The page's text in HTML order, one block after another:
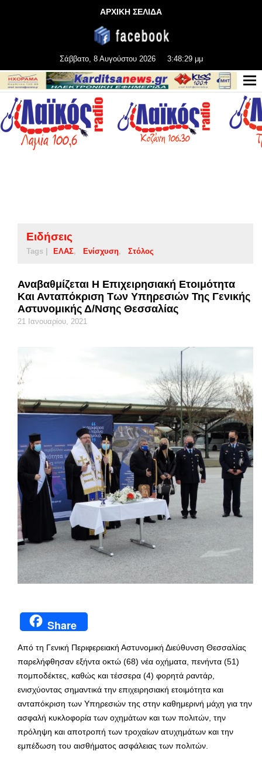
ΑΡΧΙΚΗ ΣΕΛΙΔΑ
Σάββατο, 8 Αυγούστου 2026 3:48:30 μμ
Ειδήσεις
Tags | ΕΛΑΣ Ενίσχυση Στόλος
Αναβαθμίζεται Η Επιχειρησιακή Ετοιμότητα
Και Ανταπόκριση Των Υπηρεσιών Της Γενικής
Αστυνομικής Δ/νσης Θεσσαλίας
21 Ιανουαρίου, 2021
Share
Από τη Γενική Περιφερειακή Αστυνομική Διεύθυνση Θεσσαλίας
παρελήφθησαν εξήντα οκτώ (68) νέα οχήματα, πενήντα (51)
πομποδέκτες, καθώς και τέσσερα (4) φορητά ραντάρ,
ενισχύοντας σημαντικά την επιχειρησιακή ετοιμότητα και
ανταπόκριση των Υπηρεσιών της στην καθημερινή μάχη για την
ασφαλή κυκλοφορία των οχημάτων και των πολιτών, την
πρόληψη και αποτροπή των τροχαίων ατυχημάτων και την
εμπέδωση του αισθήματος ασφάλειας των πολιτών.